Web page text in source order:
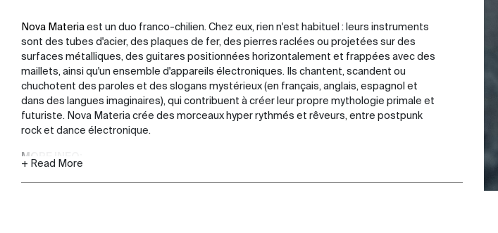
Nova Materiaest un duo franco-chilien. Chez eux, rien n'est habituel : leurs instruments
sont des tubes d'acier, des plaques de fer, des pierres raclées ou projetées sur des
surfaces métalliques, des guitares positionnées horizontalement et frappées avec des
maillets, ainsi qu'un ensemble d'appareils électroniques. Ils chantent, scandent ou
chuchotent des paroles et des slogans mystérieux (en français, anglais, espagnol et
dans des langues imaginaires), qui contribuent à créer leur propre mythologie primale et
futuriste. Nova Materia crée des morceaux hyper rythmés et rêveurs, entre postpunk
rock et dance électronique.
MORE INFO:
Album le 28/09/2018 sur
Edité parStrictly Confidentialet LesEditions de la Bascule
+ Read More